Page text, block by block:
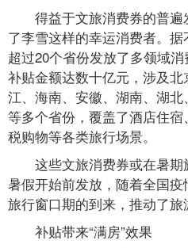
得益于文旅消费券的普遍
了李雪这样的幸运消费者。据
超过20个省份发放了多领域
补贴金额达数十亿元，涉及
江、海南、安徽、湖南、湖
等多个省份，覆盖了酒店住
税购物等各类旅行场景。
这些文旅消费券或在暑期
暑假开始前发放，随着全国
旅行窗口期的到来，推动了旅
补贴带来“满房”效果